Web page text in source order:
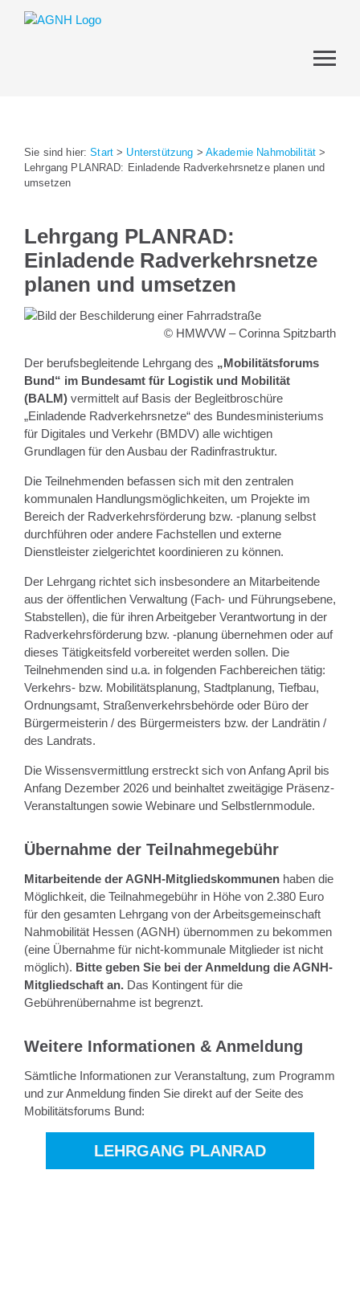
Sie sind hier:Start > Unterstützung > Akademie Nahmobilität >
Lehrgang PLANRAD: Einladende Radverkehrsnetze planen und
umsetzen
Lehrgang PLANRAD:
Einladende Radverkehrsnetze
planen und umsetzen
© HMWVW – Corinna Spitzbarth
Der berufsbegleitende Lehrgang des „Mobilitätsforums
Bund“ im Bundesamt für Logistik und Mobilität
(BALM) vermittelt auf Basis der Begleitbroschüre
„Einladende Radverkehrsnetze“ des Bundesministeriums
für Digitales und Verkehr (BMDV) alle wichtigen
Grundlagen für den Ausbau der Radinfrastruktur.
Die Teilnehmenden befassen sich mit den zentralen
kommunalen Handlungsmöglichkeiten, um Projekte im
Bereich der Radverkehrsförderung bzw. -planung selbst
durchführen oder andere Fachstellen und externe
Dienstleister zielgerichtet koordinieren zu können.
Der Lehrgang richtet sich insbesondere an Mitarbeitende
aus der öffentlichen Verwaltung (Fach- und Führungsebene,
Stabstellen), die für ihren Arbeitgeber Verantwortung in der
Radverkehrsförderung bzw. -planung übernehmen oder auf
dieses Tätigkeitsfeld vorbereitet werden sollen. Die
Teilnehmenden sind u.a. in folgenden Fachbereichen tätig:
Verkehrs- bzw. Mobilitätsplanung, Stadtplanung, Tiefbau,
Ordnungsamt, Straßenverkehrsbehörde oder Büro der
Bürgermeisterin / des Bürgermeisters bzw. der Landrätin /
des Landrats.
Die Wissensvermittlung erstreckt sich von Anfang April bis
Anfang Dezember 2026 und beinhaltet zweitägige Präsenz-
Veranstaltungen sowie Webinare und Selbstlernmodule.
Übernahme der Teilnahmegebühr
Mitarbeitende der AGNH-Mitgliedskommunen haben die
Möglichkeit, die Teilnahmegebühr in Höhe von 2.380 Euro
für den gesamten Lehrgang von der Arbeitsgemeinschaft
Nahmobilität Hessen (AGNH) übernommen zu bekommen
(eine Übernahme für nicht-kommunale Mitglieder ist nicht
möglich). Bitte geben Sie bei der Anmeldung die AGNH-
Mitgliedschaft an. Das Kontingent für die
Gebührenübernahme ist begrenzt.
Weitere Informationen & Anmeldung
Sämtliche Informationen zur Veranstaltung, zum Programm
und zur Anmeldung finden Sie direkt auf der Seite des
Mobilitätsforums Bund:
LEHRGANG PLANRAD